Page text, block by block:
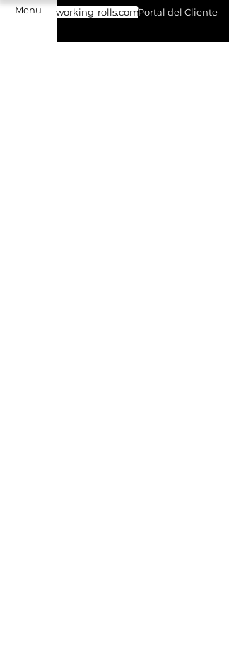
Menu working-rolls.comPortal del Cliente